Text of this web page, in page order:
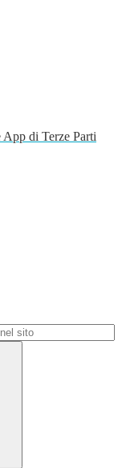
di Terze Parti